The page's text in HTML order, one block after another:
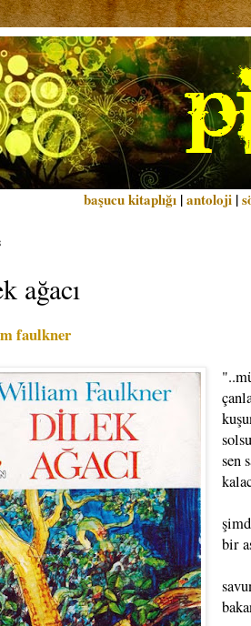
başucu kitaplığı |antoloji |
ağacı
faulkner
sen
bir